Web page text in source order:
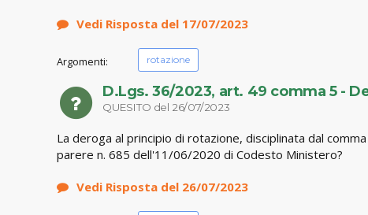
Vedi Risposta del 17/07/2023
Argomenti: rotazione
D.Lgs. 36/2023, art. 49 comma 5 -
QUESITO del 26/07/2023
La deroga al principio di rotazione, disciplinata dal
parere n. 685 dell'11/06/2020 di Codesto Ministero?
Vedi Risposta del 26/07/2023